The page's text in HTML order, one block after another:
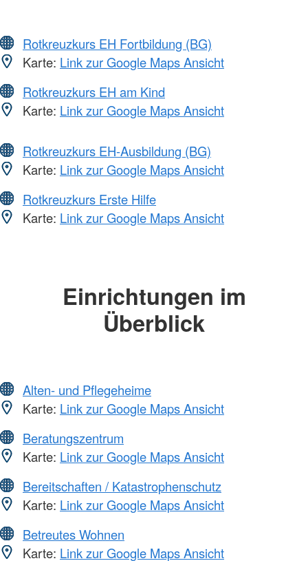
Rotkreuzkurs EH Fortbildung (BG)
Karte: Link zur Google Maps Ansicht
Rotkreuzkurs EH am Kind
Karte: Link zur Google Maps Ansicht
Rotkreuzkurs EH-Ausbildung (BG)
Karte: Link zur Google Maps Ansicht
Rotkreuzkurs Erste Hilfe
Karte: Link zur Google Maps Ansicht
Einrichtungen im
Überblick
Alten- und Pflegeheime
Karte: Link zur Google Maps Ansicht
Beratungszentrum
Karte: Link zur Google Maps Ansicht
Bereitschaften / Katastrophenschutz
Karte: Link zur Google Maps Ansicht
Betreutes Wohnen
Karte: Link zur Google Maps Ansicht